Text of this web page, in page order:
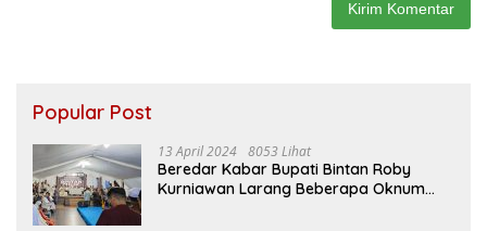
Popular Post
13 April 2024 8053 Lihat
Beredar Kabar Bupati Bintan Roby
Kurniawan Larang Beberapa Oknum